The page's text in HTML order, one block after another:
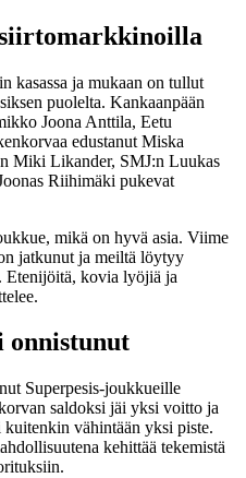
kasassa ja mukaan on tullut
puolelta. Kankaanpään
Joona Anttila, Eetu
edustanut Miska
Miki Likander, SMJ:n Luukas
Riihimäki pukevat
mikä on hyvä asia. Viime
jatkunut ja meiltä löytyy
Etenijöitä, kovia lyöjiä ja
onnistunut
Superpesis-joukkueille
saldoksi jäi yksi voitto ja
vähintään yksi piste.
kehittää tekemistä